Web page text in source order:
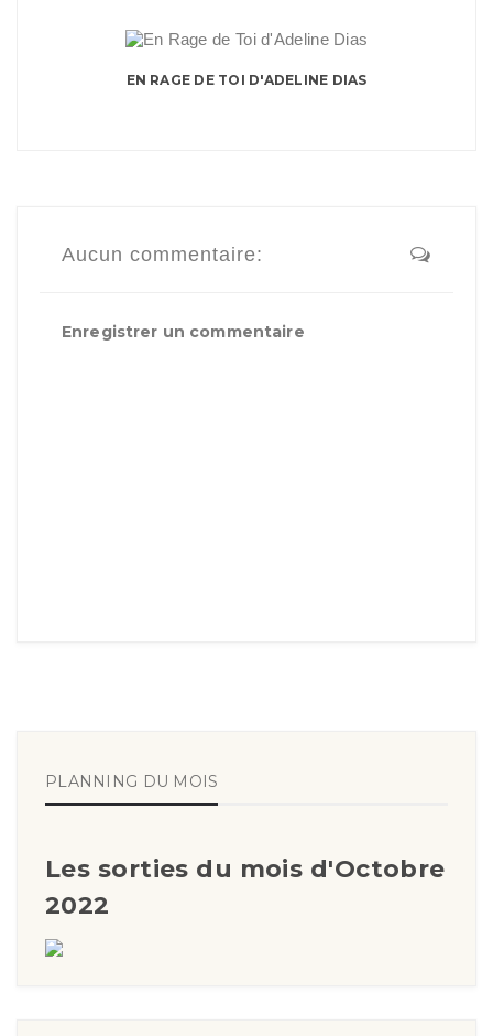
EN RAGE DE TOI D'ADELINE DIAS
Aucun commentaire:
Enregistrer un commentaire
PLANNING DU MOIS
Les sorties du mois d'Octobre
2022